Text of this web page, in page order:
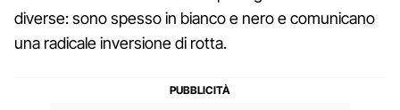
diverse: sono spesso in bianco e nero e comunicano
una radicale inversione di rotta.